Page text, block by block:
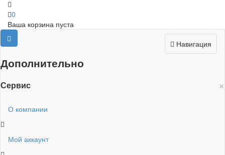
0
Ваша корзина пуста
Навигация
Дополнительно
×
Сервис
О компании
Мой аккаунт